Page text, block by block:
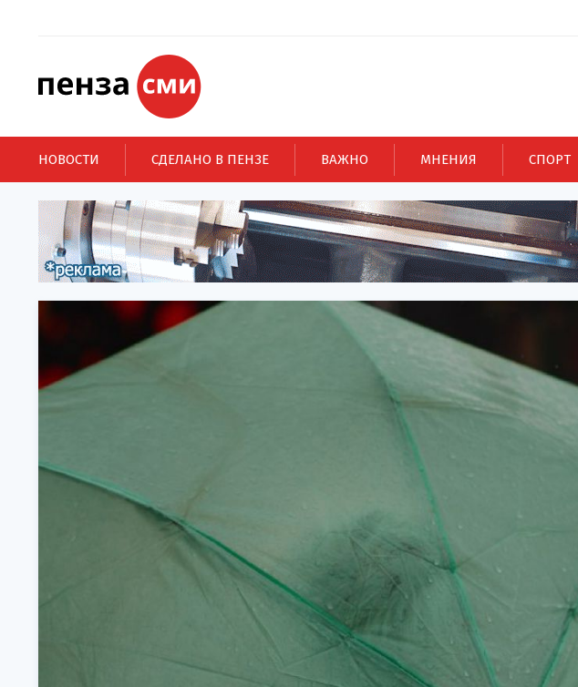
НОВОСТИ СДЕЛАНО В ПЕНЗЕ ВАЖНО МНЕНИЯ СПОРТ